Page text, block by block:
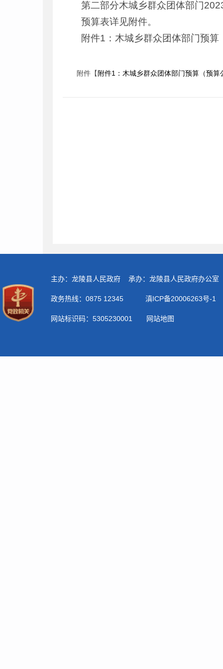
第二部分木城乡群众团体部门
预算表详见附件。
附件1：木城乡群众团体部门预算
附件【 附件1：木城乡群众团体部门预算（预算